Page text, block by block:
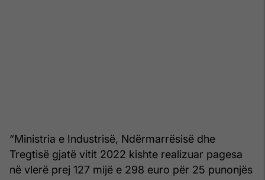
“Ministria e Industrisë, Ndërmarrësisë dhe
Tregtisë gjatë vitit 2022 kishte realizuar pagesa
në vlerë prej 127 mijë e 298 euro për 25 punonjës